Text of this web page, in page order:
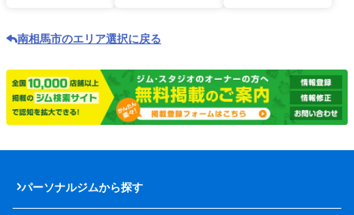
南相馬市のエリア選択に戻る
パーソナルジムから探す